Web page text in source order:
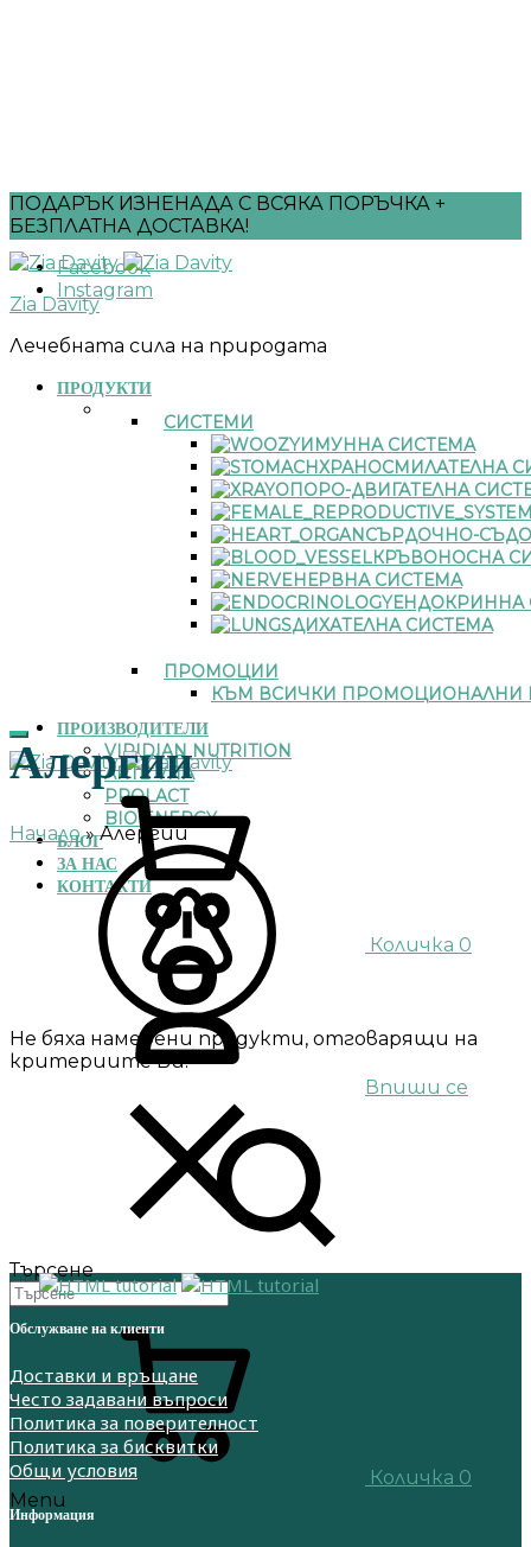
ПОДАРЪК ИЗНЕНАДА С ВСЯКА ПОРЪЧКА +
БЕЗПЛАТНА ДОСТАВКА!
Facebook
Instagram
Zia Davity
Лечебната сила на природата
ПРОДУКТИ
СИСТЕМИ
ИМУННА СИСТЕМА
ХРАНОСМИЛАТЕЛНА
ОПОРО-ДВИГАТЕЛНА
СЪРДОЧНО-
КРЪВОНОСНА
НЕРВНА СИСТЕМА
ЕНДОКРИННА
ДИХАТЕЛНА СИСТЕМА
ПРОМОЦИИ
КЪМ ВСИЧКИ ПРОМОЦИОНАЛНИ
ПРОИЗВОДИТЕЛИ
VIRIDIAN NUTRITION
ARTE VITA
PROLACT
BIO ENERGY
БЛОГ
ЗА НАС
КОНТАКТИ
Впиши се
Търсене
Количка 0
Menu
Количка 0
Алергии
Начало»Алергии
Не бяха намерени продукти, отговарящи на
критериите Ви.
Обслужване на клиенти
Доставки и връщане
Често задавани въпроси
Политика за поверителност
Политика за бисквитки
Общи условия
Информация